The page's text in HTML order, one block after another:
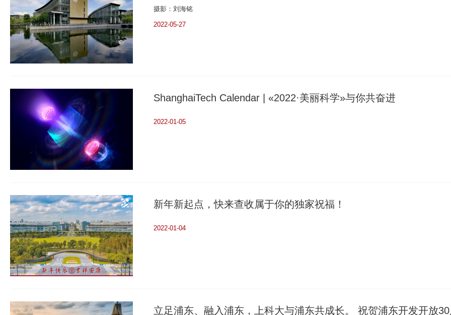
摄影：刘海铭
2022-05-27
ShanghaiTech Calendar | «2022·美丽科学»与你共奋进
2022-01-05
新年新起点，快来查收属于你的独家祝福！
2022-01-04
立足浦东、融入浦东，上科大与浦东共成长。 祝贺浦东开发开放